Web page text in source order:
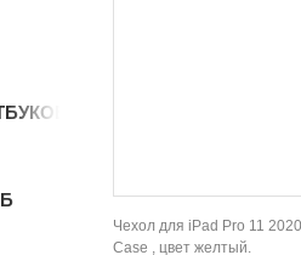
Чехол для iPad Pro 11
Case , цвет желтый.